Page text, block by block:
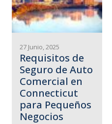
27 Junio, 2025
Requisitos de
Seguro de Auto
Comercial en
Connecticut
para Pequeños
Negocios